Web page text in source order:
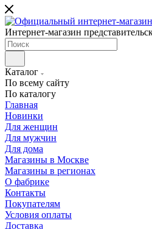
Интернет-магазин
Каталог
По всему сайту
По каталогу
Главная
Новинки
Для женщин
Для мужчин
Для дома
Магазины в Москве
Магазины в регионах
О фабрике
Контакты
Покупателям
Условия оплаты
Доставка